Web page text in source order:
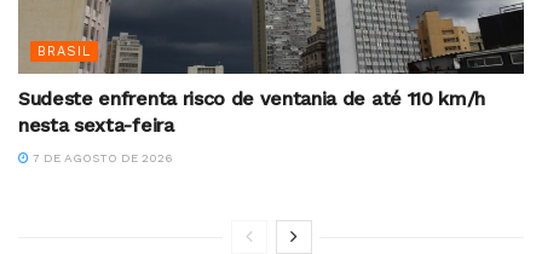
BRASIL
Sudeste enfrenta risco de ventania de até 110 km/h
nesta sexta-feira
7 DE AGOSTO DE 2026